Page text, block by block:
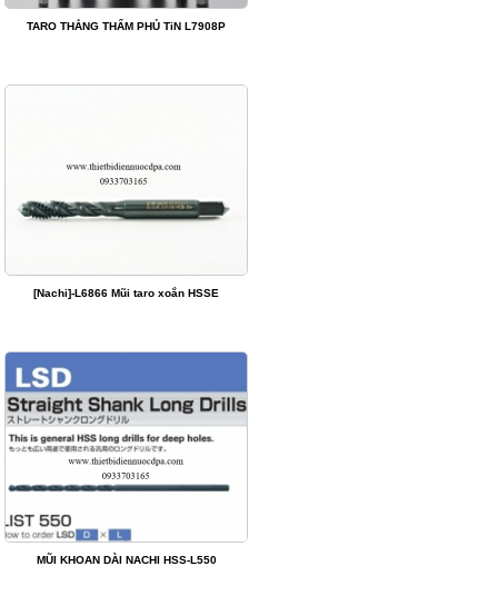
TARO THẲNG THẤM PHỦ TiN L7908P
[Nachi]-L6866 Mũi taro xoắn HSSE
MŨI KHOAN DÀI NACHI HSS-L550